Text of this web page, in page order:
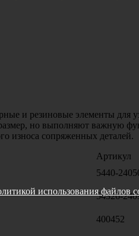
и резиновые элементы для
но выполняют
износа сопряженных деталей.
Артикул
5440-
54326-
400452
использования файлов